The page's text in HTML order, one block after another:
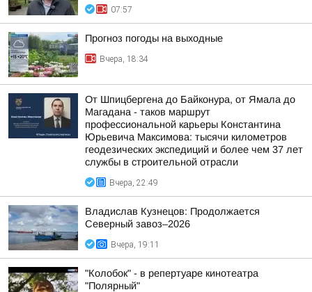
07:57
Прогноз погоды на выходные
Вчера, 18:34
От Шпицбергена до Байконура, от Ямала до
Магадана - таков маршрут
профессиональной карьеры Константина
Юрьевича Максимова: тысячи километров
геодезических экспедиций и более чем 37 лет
службы в строительной отрасли
Вчера, 22:49
Владислав Кузнецов: Продолжается
Северный завоз–2026
Вчера, 19:11
"Колобок" - в репертуаре кинотеатра
"Полярный"